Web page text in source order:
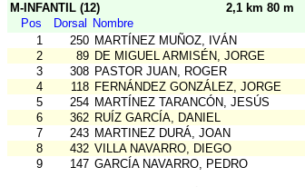
M-INFANTIL (12) 2,1 km 80 m
Pos
Dorsal Nombre
1
250 MARTÍNEZ MUÑOZ, IVÁN
2
89 DE MIGUEL ARMISÉN, JORGE
3
308 PASTOR JUAN, ROGER
4
118 FERNÁNDEZ GONZÁLEZ, JORGE
5
254 MARTÍNEZ TARANCÓN, JESÚS
6
362 RUÍZ GARCÍA, DANIEL
7
243 MARTINEZ DURÁ, JOAN
8
432 VILLA NAVARRO, DIEGO
9
147 GARCÍA NAVARRO, PEDRO